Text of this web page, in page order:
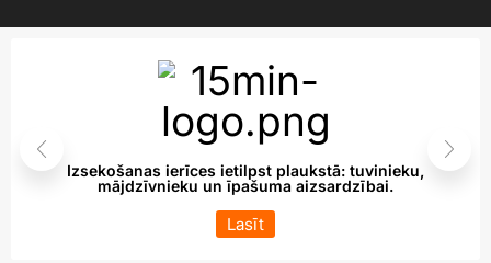
Izsekošanas ierīces ietilpst plaukstā: tuvinieku,
mājdzīvnieku un īpašuma aizsardzībai.
Lasīt